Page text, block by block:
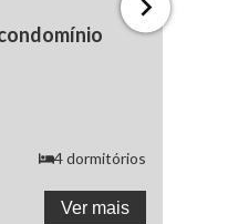
4dormitórios
Ver mais